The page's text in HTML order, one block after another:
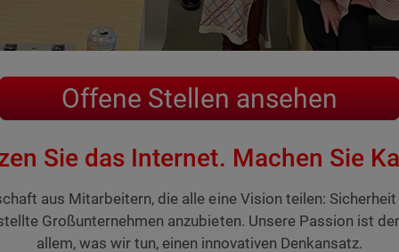
Offene Stellen ansehen
Sie das Internet. Machen Sie
aus Mitarbeitern, die alle eine Vision teilen:
Großunternehmen anzubieten. Unsere Passion ist
allem, was wir tun, einen innovativen Denkansatz.